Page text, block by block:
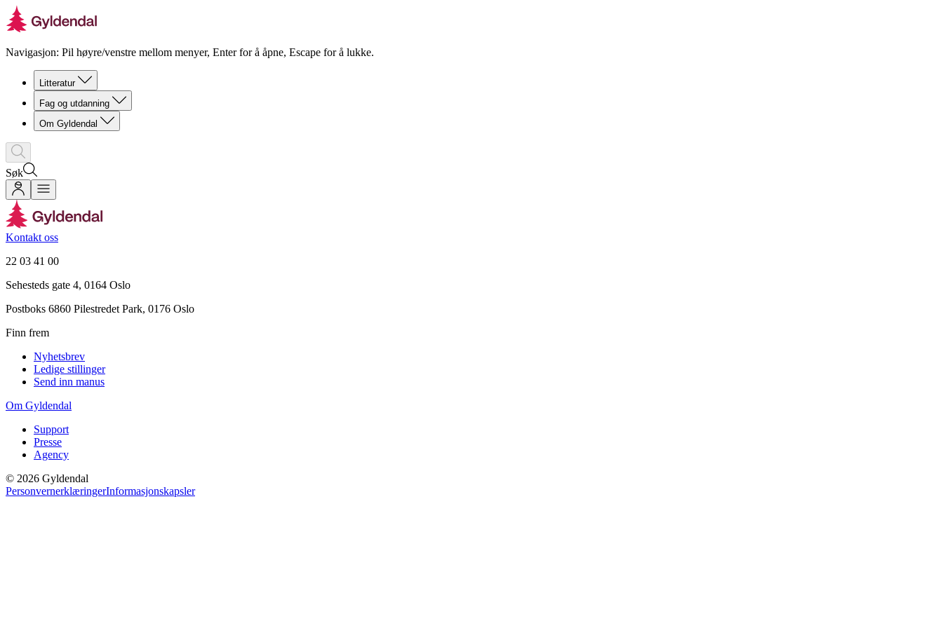
Navigasjon: Pil høyre/venstre mellom menyer, Enter for å åpne, Escape for å lukke.
Litteratur
Fag og utdanning
Om Gyldendal
Søk
Kontakt oss
22 03 41 00
Sehesteds gate 4, 0164 Oslo
Postboks 6860 Pilestredet Park, 0176 Oslo
Finn frem
Nyhetsbrev
Ledige stillinger
Send inn manus
Om Gyldendal
Support
Presse
Agency
© 2026 Gyldendal
PersonvernerklæringerInformasjonskapsler